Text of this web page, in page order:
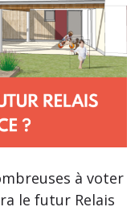
à voter
le futur Relais